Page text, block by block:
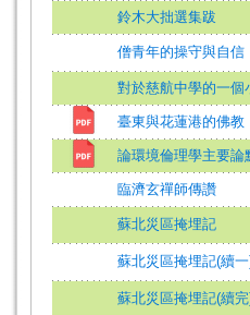
鈴木大拙選集跋
僧青年的操守與自信
對於慈航中學的一個
臺東與花蓮港的佛教
論環境倫理學主要論
臨濟玄禪師傳讚
蘇北災區掩埋記
蘇北災區掩埋記(續
蘇北災區掩埋記(續